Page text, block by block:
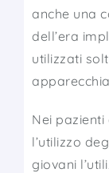
anche una
dell’era
utilizzati
Nei pazienti
l’utilizzo
giovani